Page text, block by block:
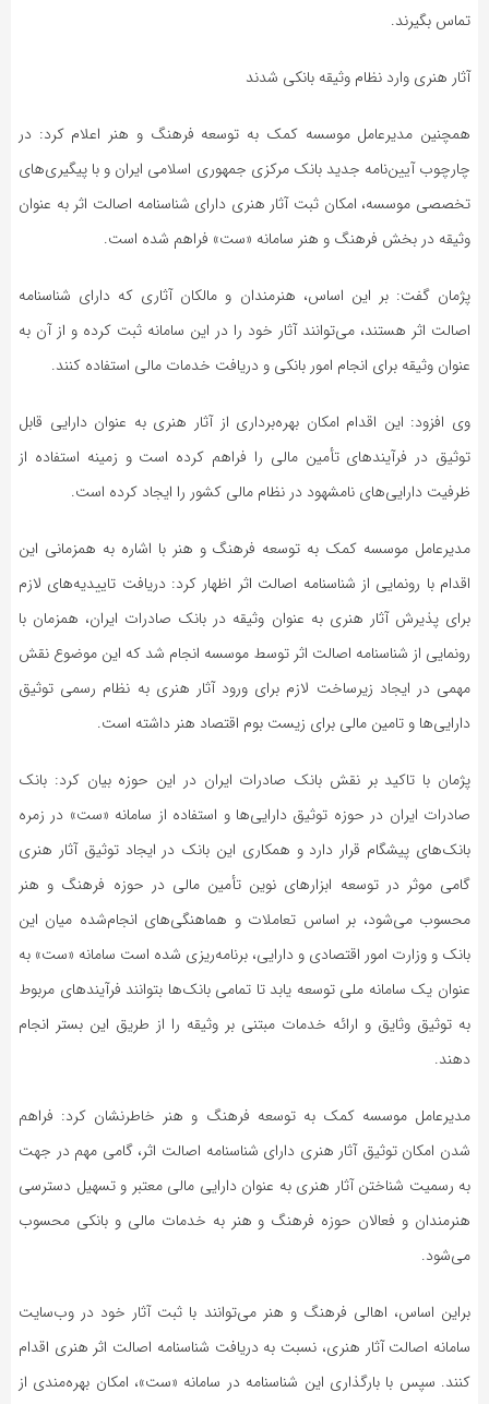
تماس بگیرند.
آثار هنری وارد نظام وثیقه بانکی شدند
همچنین مدیرعامل موسسه کمک به توسعه فرهنگ و هنر اعلام کرد: در
چارچوب آیین‌نامه جدید بانک مرکزی جمهوری اسلامی ایران و با پیگیری‌های
تخصصی موسسه، امکان ثبت آثار هنری دارای شناسنامه اصالت اثر به عنوان
وثیقه در بخش فرهنگ و هنر سامانه «ست» فراهم شده است.
پژمان گفت: بر این اساس، هنرمندان و مالکان آثاری که دارای شناسنامه
اصالت اثر هستند، می‌توانند آثار خود را در این سامانه ثبت کرده و از آن به
عنوان وثیقه برای انجام امور بانکی و دریافت خدمات مالی استفاده کنند.
وی افزود: این اقدام امکان بهره‌برداری از آثار هنری به عنوان دارایی قابل
توثیق در فرآیندهای تأمین مالی را فراهم کرده است و زمینه استفاده از
ظرفیت دارایی‌های نامشهود در نظام مالی کشور را ایجاد کرده است.
مدیرعامل موسسه کمک به توسعه فرهنگ و هنر با اشاره به همزمانی این
اقدام با رونمایی از شناسنامه اصالت اثر اظهار کرد: دریافت تاییدیه‌های لازم
برای پذیرش آثار هنری به عنوان وثیقه در بانک صادرات ایران، همزمان با
رونمایی از شناسنامه اصالت اثر توسط موسسه انجام شد که این موضوع نقش
مهمی در ایجاد زیرساخت لازم برای ورود آثار هنری به نظام رسمی توثیق
دارایی‌ها و تامین مالی برای زیست بوم اقتصاد هنر داشته است.
پژمان با تاکید بر نقش بانک صادرات ایران در این حوزه بیان کرد: بانک
صادرات ایران در حوزه توثیق دارایی‌ها و استفاده از سامانه «ست» در زمره
بانک‌های پیشگام قرار دارد و همکاری این بانک در ایجاد توثیق آثار هنری
گامی موثر در توسعه ابزارهای نوین تأمین مالی در حوزه فرهنگ و هنر
محسوب می‌شود، بر اساس تعاملات و هماهنگی‌های انجام‌شده میان این
بانک و وزارت امور اقتصادی و دارایی، برنامه‌ریزی شده است سامانه «ست» به
عنوان یک سامانه ملی توسعه یابد تا تمامی بانک‌ها بتوانند فرآیندهای مربوط
به توثیق وثایق و ارائه خدمات مبتنی بر وثیقه را از طریق این بستر انجام
دهند.
مدیرعامل موسسه کمک به توسعه فرهنگ و هنر خاطرنشان کرد: فراهم
شدن امکان توثیق آثار هنری دارای شناسنامه اصالت اثر، گامی مهم در جهت
به رسمیت شناختن آثار هنری به عنوان دارایی مالی معتبر و تسهیل دسترسی
هنرمندان و فعالان حوزه فرهنگ و هنر به خدمات مالی و بانکی محسوب
می‌شود.
براین اساس، اهالی فرهنگ و هنر می‌توانند با ثبت آثار خود در وب‌سایت
سامانه اصالت آثار هنری، نسبت به دریافت شناسنامه اصالت اثر هنری اقدام
کنند. سپس با بارگذاری این شناسنامه در سامانه «ست»، امکان بهره‌مندی از